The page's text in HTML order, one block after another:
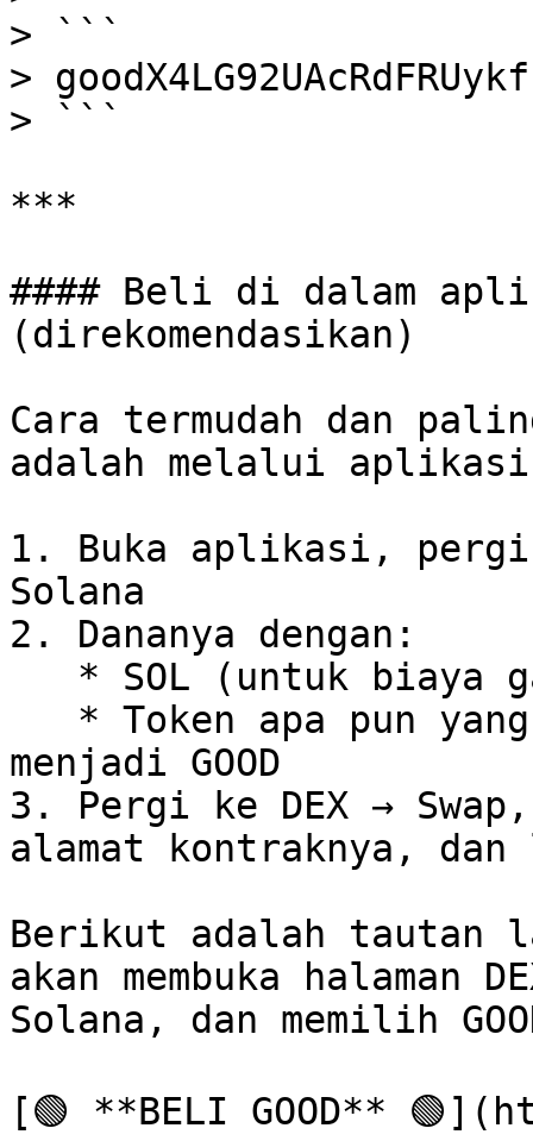
> ```
>
> ```
***
#### Beli di dalam
(direkomendasikan)
Cara termudah dan
adalah melalui aplikasi
1. Buka aplikasi, pergi
Solana
2. Dananya dengan:
menjadi GOOD
3. Pergi ke DEX → Swap,
alamat kontraknya, dan
Berikut adalah tautan
akan membuka halaman
Solana, dan memilih
[🟢 **BELI GOOD**